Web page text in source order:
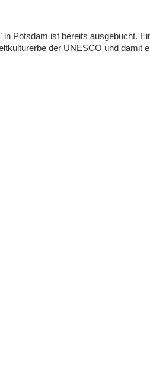
Potsdam ist bereits ausgebucht.
der UNESCO und damit